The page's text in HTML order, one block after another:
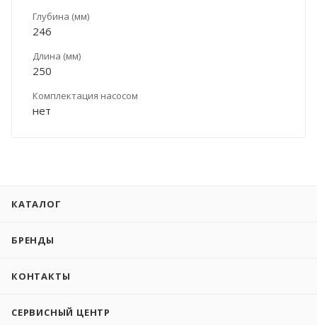
Глубина (мм)
246
Длина (мм)
250
Комплектация насосом
нет
КАТАЛОГ
БРЕНДЫ
КОНТАКТЫ
СЕРВИСНЫЙ ЦЕНТР